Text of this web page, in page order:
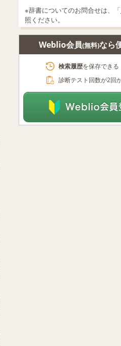
※辞書についてのお問合せは、「
照ください。
Weblio会員(無料)なら
検索履歴を保存できる
診断テスト回数が2回